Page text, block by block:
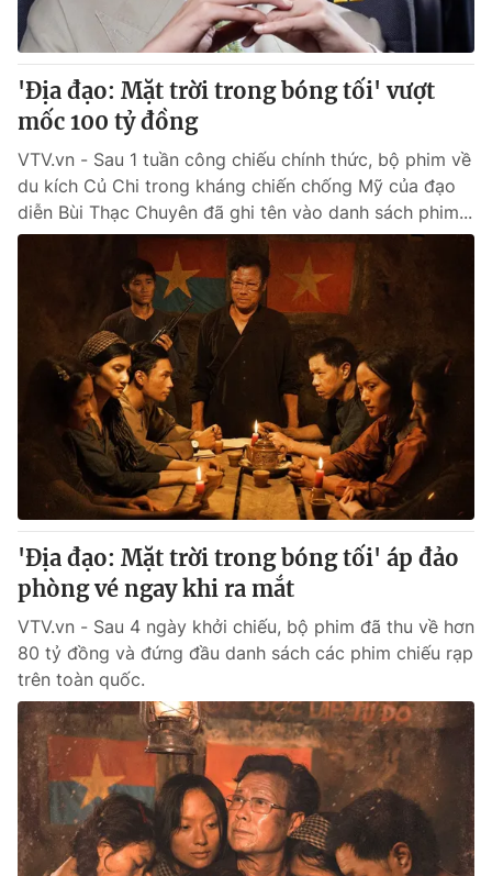
'Địa đạo: Mặt trời trong bóng tối' vượt
mốc 100 tỷ đồng
VTV.vn - Sau 1 tuần công chiếu chính thức, bộ phim về
du kích Củ Chi trong kháng chiến chống Mỹ của đạo
diễn Bùi Thạc Chuyên đã ghi tên vào danh sách phim...
'Địa đạo: Mặt trời trong bóng tối' áp đảo
phòng vé ngay khi ra mắt
VTV.vn - Sau 4 ngày khởi chiếu, bộ phim đã thu về hơn
80 tỷ đồng và đứng đầu danh sách các phim chiếu rạp
trên toàn quốc.